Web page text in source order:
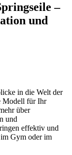
–
und
in die Welt der
Modell für Ihr
über
und
effektiv und
im Gym oder im